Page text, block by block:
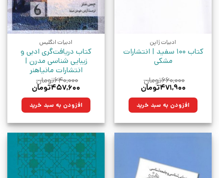
ادبیات ژاپن
کتاب 100 سفید | انتشارات
مشکی
۶۶۰,۰۰۰تومان
قیمت
۶۶۰,۰۰۰تومان
بود.
۴۷۱,۹۰۰تومان
۴۷۱,۹۰۰تومان.افزودن به سبد خرید
ادبیات انگلیس
کتاب دریافت‌گری‌ ادبی‌ و
زیبایی‌ شناسی‌ مدرن |
انتشارات مانیاهنر
۶۴۰,۰۰۰تومان
قیمت
۶۴۰,۰۰۰تومان
بود.
۴۵۷,۶۰۰تومان
۴۵۷,۶۰۰تومان.افزودن به سبد خرید